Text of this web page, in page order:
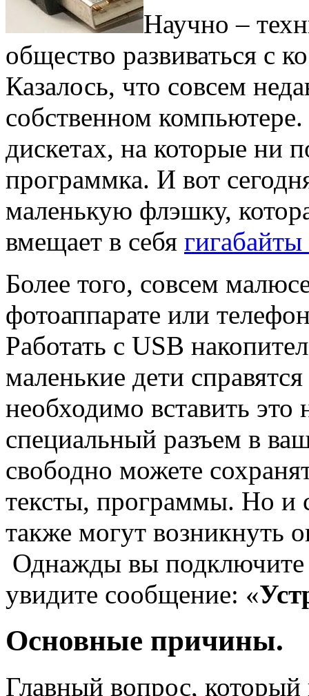
Научно –
общество развиваться с
Казалось, что совсем
собственном
дискетах, на которые ни
программка. И вот
маленькую флэшку,
вмещает в себя
Более того, совсем
фотоаппарате или
Работать с USB
маленькие дети
необходимо вставить это
специальный разъем в
свободно можете
тексты, программы. Но и
также могут возникнуть
Однажды вы
увидите сообщение: «
Основные причины.
Главный вопрос, который